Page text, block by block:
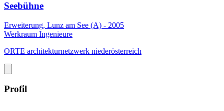
Seebühne
Erweiterung, Lunz am See (A) - 2005
Werkraum Ingenieure
ORTE architekturnetzwerk niederösterreich
Profil